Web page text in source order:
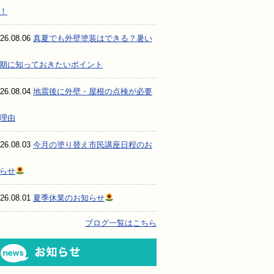
真夏でも外壁塗装はできる？暑い
に知っておきたいポイント
地震後に外壁・屋根の点検が必要
由
今月の塗り替え市民講座日程のお
せ
夏季休業のお知らせ
ブログ一覧はこちら